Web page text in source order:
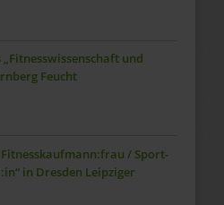
und
Feucht
/ Sport-
in Dresden Leipziger